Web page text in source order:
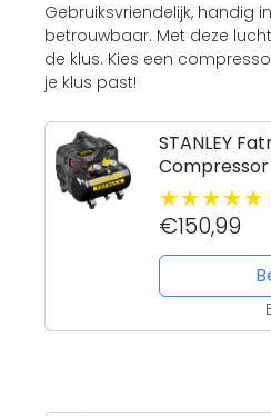
Gebruiksvriendelijk, handig
betrouwbaar. Met deze
de klus. Kies een
je klus past!
STANLEY
Compressor
€150,99